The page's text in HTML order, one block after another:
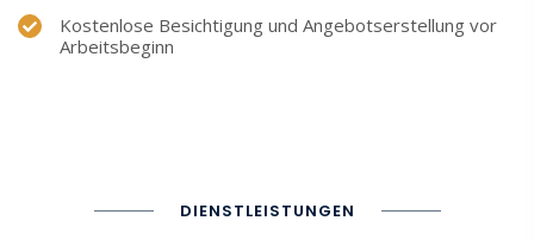
Kostenlose Besichtigung und Angebotserstellung vor
Arbeitsbeginn
DIENSTLEISTUNGEN